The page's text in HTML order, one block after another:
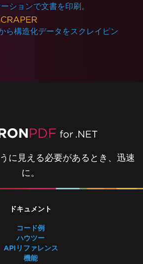
Server サポート
ョンのIronPDFを使用すべきです
グの遅延とタイムアウト
を使用した大きな出力ファイル
メモリリーク
に変換
- PDF内の_blankハイパーリンクが同
ルバージョン
ションで文書を印刷。
ら構造化データをスクレイピン
に見える必要があるとき、迅速
に。
ドキュメント
コード例
ハウツー
APIリファレンス
機能